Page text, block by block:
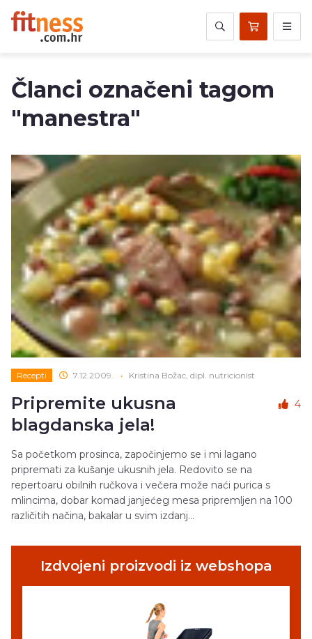
Članci označeni tagom
"manestra"
Recepti 7.12.2009. • Kristina Božac, dipl. nutricionist
Pripremite ukusna
blagdanska jela!
4
Sa početkom prosinca, započinjemo se i mi lagano
pripremati za kušanje ukusnih jela. Redovito se na
repertoaru obilnih ručkova i večera može naći purica s
mlincima, dobar komad janjećeg mesa pripremljen na 100
različitih načina, bakalar u svim izdanj...
Izdvojeni proizvodi iz webshopa